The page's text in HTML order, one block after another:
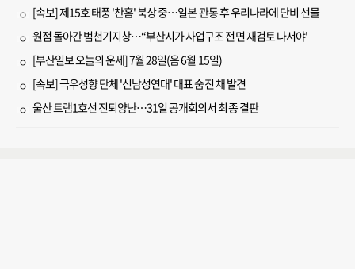
[속보] 제15호 태풍 '찬홈' 북상 중…일본 관통 후 우리나라에 단비 선물
원점 돌아간 범천기지창…“부산시가 사업구조 전면 재검토 나서야'
[부산일보 오늘의 운세] 7월 28일(음 6월 15일)
[속보] 극우성향 단체 '신남성연대' 대표 숨진 채 발견
울산 트램1호선 진퇴양난…31일 공개회의서 최종 결판